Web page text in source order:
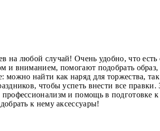
любой случай! Очень удобно, что есть
и вниманием, помогают подобрать
найти как наряд для торжества,
чтобы успеть внести все правки.
и помощь в подготовке
к нему аксессуары!